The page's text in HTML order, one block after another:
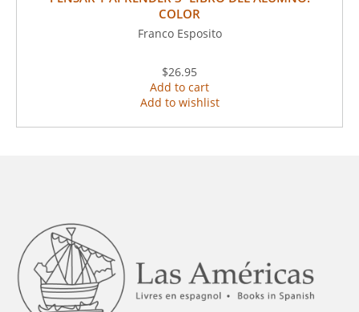
COLOR
Franco Esposito
$26.95
Add to cart
Add to wishlist